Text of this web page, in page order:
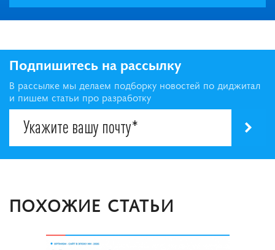
Подпишитесь на рассылку
В рассылке мы делаем подборку новостей по диджитал
и пишем статьи про разработку
ПОХОЖИЕ СТАТЬИ